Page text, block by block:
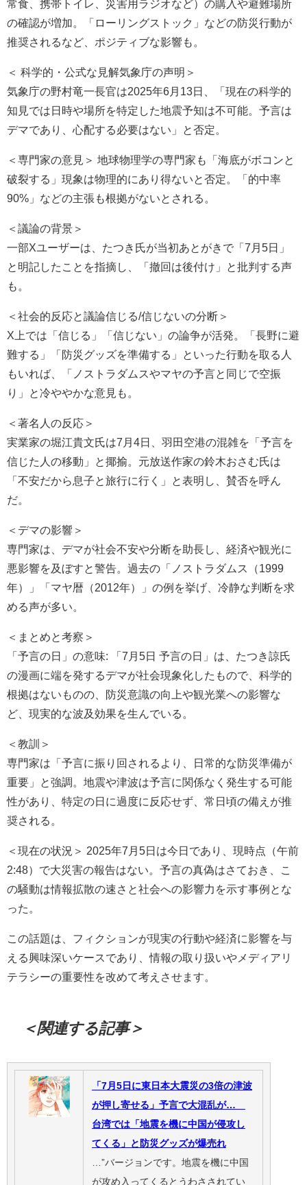
常食、携帯トイレ、災害用ラジオなど）の購入や避難場所
の確認が増加。「ローリングストック」などの防災行動が
推奨されるなど、ポジティブな影響も。
＜ 科学的・公式な見解気象庁の声明＞
気象庁の野村竜一長官は2025年6月13日、「現在の科学的
知見では日時や場所を特定した地震予知は不可能。予言は
デマであり、心配する必要はない」と否定。
＜専門家の意見＞ 地球物理学の専門家も「海底がボコンと
破裂する」現象は物理的にあり得ないと否定。「的中率
90%」などの主張も根拠がないとされる。
＜議論の背景＞
一部Xユーザーは、たつき氏が当初あとがきで「7月5日」
と明記したことを指摘し、「撤回は後付け」と批判する声
も。
＜社会的反応と議論信じる/信じないの分断＞
X上では「信じる」「信じない」の論争が活発。「長野に避
難する」「防災グッズを準備する」といった行動を取る人
もいれば、「ノストラダムスやマヤの予言と同じで空振
り」と冷ややかな意見も。
＜著名人の反応＞
実業家の堀江貴文氏は7月4日、羽田空港の混雑を「予言を
信じた人の移動」と揶揄。元放送作家の鈴木おさむ氏は
「不安だから息子と旅行に行く」と表明し、賛否を呼ん
だ。
＜デマの影響＞
専門家は、デマが社会不安や分断を助長し、経済や観光に
悪影響を及ぼすと警告。過去の「ノストラダムス（1999
年）」「マヤ暦（2012年）」の例を挙げ、冷静な判断を求
める声が多い。
＜まとめと考察＞
「予言の日」の意味: 「7月5日 予言の日」は、たつき諒氏
の漫画に端を発するデマが社会現象化したもので、科学的
根拠はないものの、防災意識の向上や観光業への影響な
ど、現実的な波及効果を生んでいる。
＜教訓＞
専門家は「予言に振り回されるより、日常的な防災準備が
重要」と強調。地震や津波は予言に関係なく発生する可能
性があり、特定の日に過度に反応せず、常日頃の備えが推
奨される。
＜現在の状況＞ 2025年7月5日は今日であり、現時点（午前
2:48）で大災害の報告はない。予言の真偽はさておき、こ
の騒動は情報拡散の速さと社会への影響力を示す事例とな
った。
この話題は、フィクションが現実の行動や経済に影響を与
える興味深いケースであり、情報の取り扱いやメディアリ
テラシーの重要性を改めて考えさせます。
＜関連する記事＞
「7月5日に東日本大震災の3倍の津波
が押し寄せる」予言で大混乱が…
台湾では「地震を機に中国が侵攻し
てくる」と防災グッズが爆売れ
…”バージョンです。地震を機に中国
が攻め入ってくるとうわさされてい